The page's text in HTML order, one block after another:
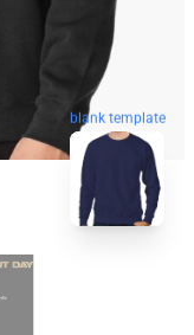
blank template